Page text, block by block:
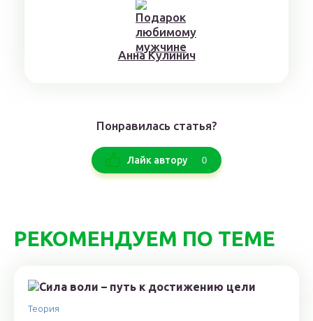
Aннa Kyлинич
Понравилась статья?
Лайк автору 0
РЕКОМЕНДУЕМ ПО ТЕМЕ
Теория